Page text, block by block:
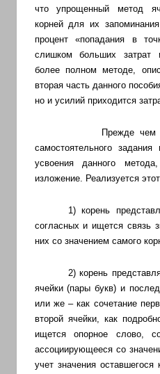
транскрипцией
арабском,
иврите
арамейском.
новости
переводом
арабский
что упрощенный метод
корней для их
процент «попадания в
слишком больших затрат
более полном методе,
вторая часть данного
но и усилий приходится
Прежде чем
самостоятельного
усвоения данного
изложение. Реализуется
1) корень
согласных и ищется связь
них со значением самого
2) корень
ячейки (пары букв) и
или же – как сочетание
второй ячейки, как
ищется опорное слово,
ассоциирующееся со
учет значения оставшегося